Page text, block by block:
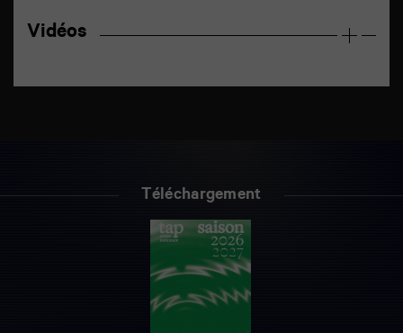
Vidéos
Téléchargement